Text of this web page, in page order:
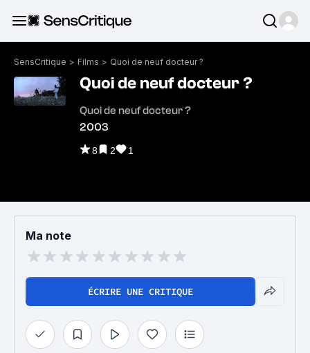
SensCritique > Films > Quoi de neuf docteur ?
Quoi de neuf docteur ?
Quoi de neuf docteur ?
2003
8 2 1
Ma note
ÉCRIRE UNE CRITIQUE